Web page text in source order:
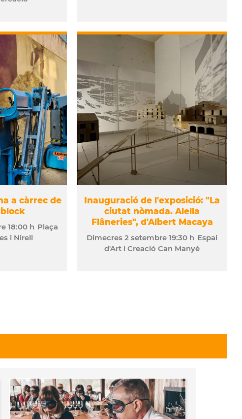
a càrrec de
18:00 h Plaça
i Nirell
Inauguració de l'exposició: "La
ciutat nòmada. Alella
Flâneries", d'Albert Macaya
Dimecres 2 setembre 19:30 h Espai
d'Art i Creació Can Manyé